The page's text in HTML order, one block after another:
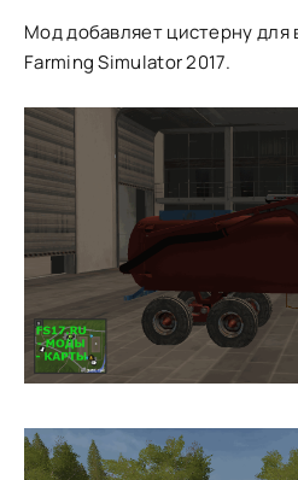
Мод добавляет цистерну для
Farming Simulator 2017.